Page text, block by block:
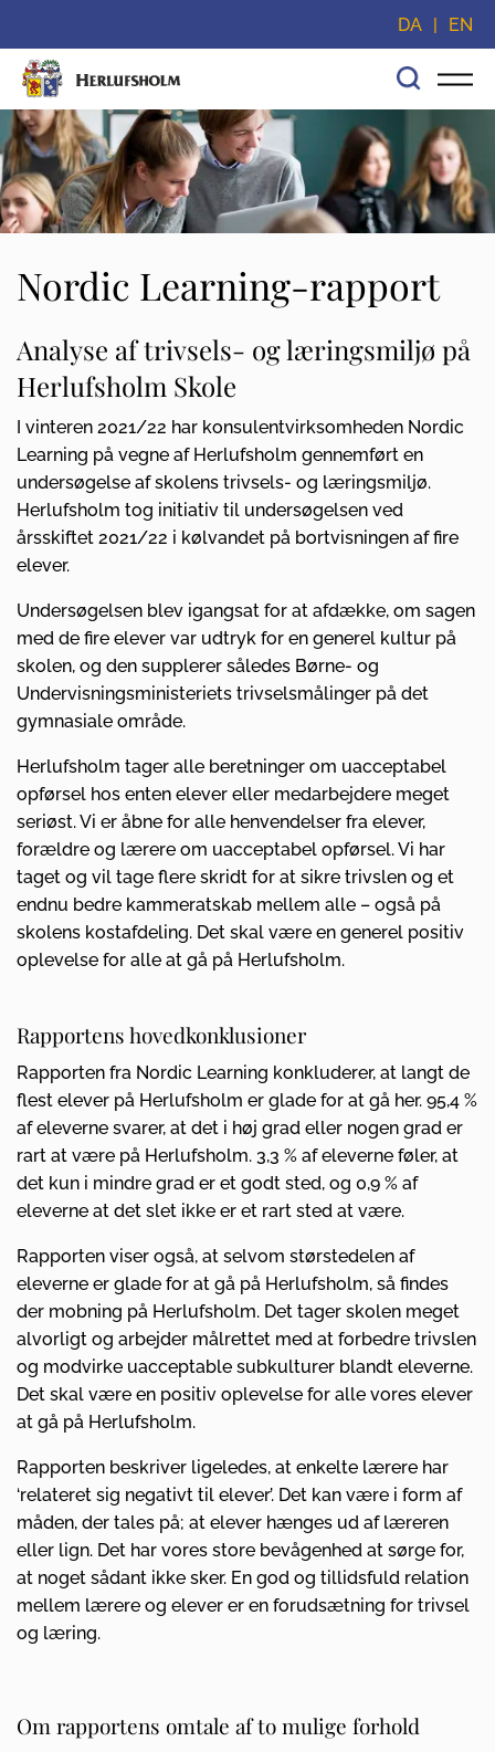
DA EN
Nordic Learning-rapport
Analyse af trivsels- og læringsmiljø på
Herlufsholm Skole
I vinteren 2021/22 har konsulentvirksomheden Nordic
Learning på vegne af Herlufsholm gennemført en
undersøgelse af skolens trivsels- og læringsmiljø.
Herlufsholm tog initiativ til undersøgelsen ved
årsskiftet 2021/22 i kølvandet på bortvisningen af fire
elever.
Undersøgelsen blev igangsat for at afdække, om sagen
med de fire elever var udtryk for en generel kultur på
skolen, og den supplerer således Børne- og
Undervisningsministeriets trivselsmålinger på det
gymnasiale område.
Herlufsholm tager alle beretninger om uacceptabel
opførsel hos enten elever eller medarbejdere meget
seriøst. Vi er åbne for alle henvendelser fra elever,
forældre og lærere om uacceptabel opførsel. Vi har
taget og vil tage flere skridt for at sikre trivslen og et
endnu bedre kammeratskab mellem alle – også på
skolens kostafdeling. Det skal være en generel positiv
oplevelse for alle at gå på Herlufsholm.
Rapportens hovedkonklusioner
Rapporten fra Nordic Learning konkluderer, at langt de
flest elever på Herlufsholm er glade for at gå her. 95,4 %
af eleverne svarer, at det i høj grad eller nogen grad er
rart at være på Herlufsholm. 3,3 % af eleverne føler, at
det kun i mindre grad er et godt sted, og 0,9 % af
eleverne at det slet ikke er et rart sted at være.
Rapporten viser også, at selvom størstedelen af
eleverne er glade for at gå på Herlufsholm, så findes
der mobning på Herlufsholm. Det tager skolen meget
alvorligt og arbejder målrettet med at forbedre trivslen
og modvirke uacceptable subkulturer blandt eleverne.
Det skal være en positiv oplevelse for alle vores elever
at gå på Herlufsholm.
Rapporten beskriver ligeledes, at enkelte lærere har
‘relateret sig negativt til elever’. Det kan være i form af
måden, der tales på; at elever hænges ud af læreren
eller lign. Det har vores store bevågenhed at sørge for,
at noget sådant ikke sker. En god og tillidsfuld relation
mellem lærere og elever er en forudsætning for trivsel
og læring.
Om rapportens omtale af to mulige forhold